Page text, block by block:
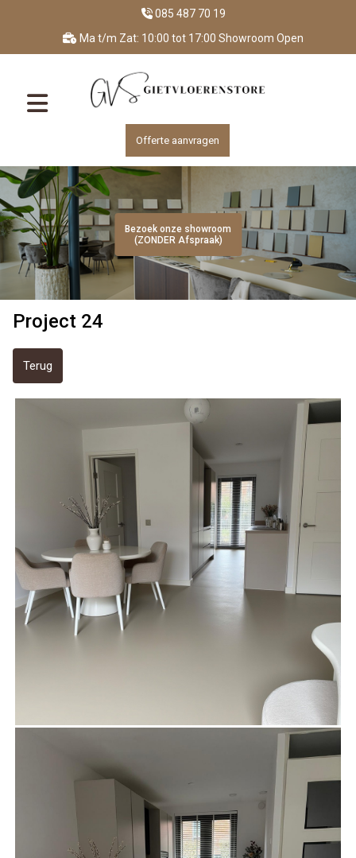
085 487 70 19
Ma t/m Zat: 10:00 tot 17:00 Showroom Open
Offerte aanvragen
Bezoek onze showroom
(ZONDER Afspraak)
Bezoek onze showroom
(ZONDER Afspraak)
Bezoek onze showroom
(ZONDER Afspraak)
Bezoek onze showroom
(ZONDER Afspraak)
Bezoek onze showroom
(ZONDER Afspraak)
Project 24
Terug